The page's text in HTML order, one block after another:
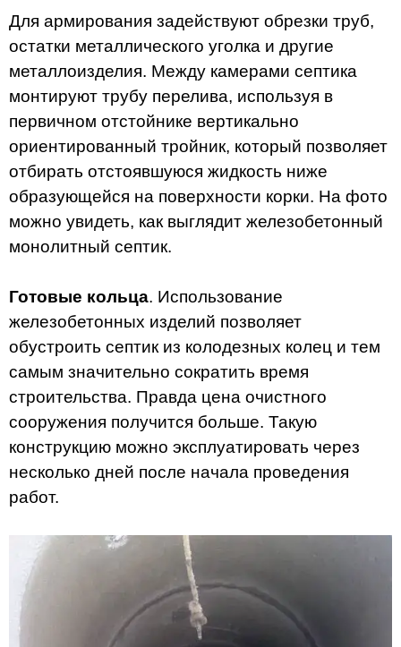
Для армирования задействуют обрезки труб,
остатки металлического уголка и другие
металлоизделия. Между камерами септика
монтируют трубу перелива, используя в
первичном отстойнике вертикально
ориентированный тройник, который позволяет
отбирать отстоявшуюся жидкость ниже
образующейся на поверхности корки. На фото
можно увидеть, как выглядит железобетонный
монолитный септик.
Готовые кольца. Использование
железобетонных изделий позволяет
обустроить септик из колодезных колец и тем
самым значительно сократить время
строительства. Правда цена очистного
сооружения получится больше. Такую
конструкцию можно эксплуатировать через
несколько дней после начала проведения
работ.